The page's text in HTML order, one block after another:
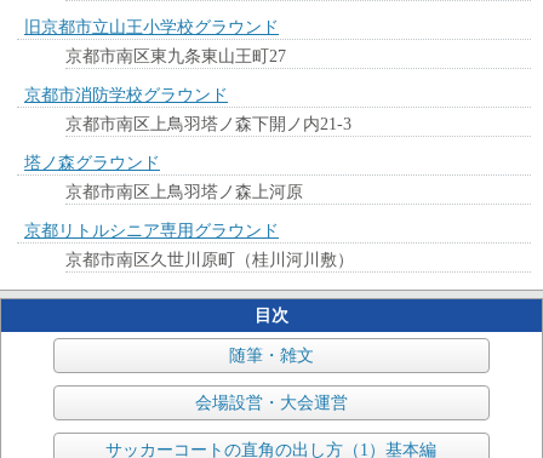
旧京都市立山王小学校グラウンド
京都市南区東九条東山王町27
京都市消防学校グラウンド
京都市南区上鳥羽塔ノ森下開ノ内21-3
塔ノ森グラウンド
京都市南区上鳥羽塔ノ森上河原
京都リトルシニア専用グラウンド
京都市南区久世川原町（桂川河川敷）
目次
随筆・雑文
会場設営・大会運営
サッカーコートの直角の出し方（1）基本編